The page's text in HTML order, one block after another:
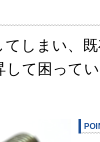
てしまい、
して困って